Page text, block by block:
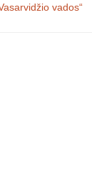
Vasarvidžio vados“